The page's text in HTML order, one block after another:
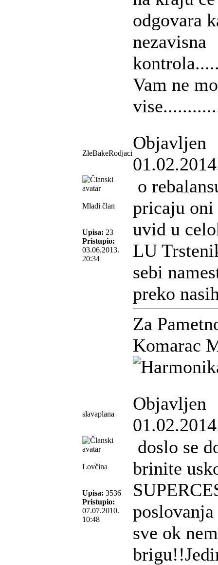
odgovara
nezavisna
Vam ne
ZleBakeRodjaci
Objavljen
Mlađi član
Upisa: 23
Pristupio:
03.06.2013.
20:34
o
pricaju
uvid u
LU
sebi
preko
Za
Komarac
slavaplana
Objavljen
Lovčina
Upisa: 3536
Pristupio:
07.07.2010.
10:48
doslo se
brinite
sve ok